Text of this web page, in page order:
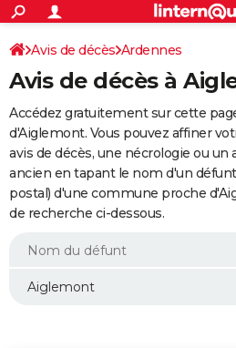
ACTUALITÉS
Politique
Société
Faits Divers
Education
Monde
Villes
+
SPORT
Coupe du monde 2026
Football
Tennis
Cyclisme
Rugby
Forum
Programme TV
TNT
Streaming
Cinéma
Sorties cinéma
Musique
+
FINANCE
Retraite
Impôts
Epargne
Immobilier
Risques naturels par ville
Banque
Assurance
Crédit
AUTO
Essais
Réserver un essai
Citadines
Berlines
SUV
Forum auto
+
HIGH-TECH
BRICOLAGE
WEEK-END
Avis de décès Ardennes
Avis de décès à
Accédez gratuitement sur cette
d'Aiglemont. Vous pouvez affiner
avis de décès, une nécrologie ou un
ancien en tapant le nom d'un
postal) d'une commune proche
de recherche ci-dessous.